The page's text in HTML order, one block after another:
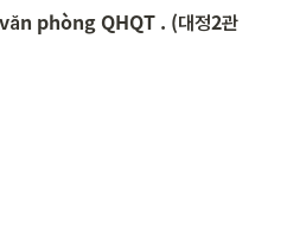
phòng QHQT . (대정2관